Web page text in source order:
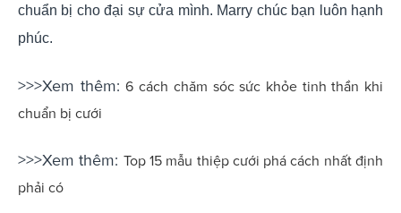
chuẩn bị cho đại sự cửa mình. Marry chúc bạn luôn hạnh
phúc.
>>>Xem thêm:6 cách chăm sóc sức khỏe tinh thần khi
chuẩn bị cưới
>>>Xem thêm: Top 15 mẫu thiệp cưới phá cách nhất định
phải có